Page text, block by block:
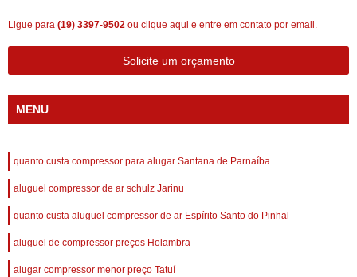
Ligue para (19) 3397-9502 ou clique aqui e entre em contato por email.
Solicite um orçamento
MENU
quanto custa compressor para alugar Santana de Parnaíba
aluguel compressor de ar schulz Jarinu
quanto custa aluguel compressor de ar Espírito Santo do Pinhal
aluguel de compressor preços Holambra
alugar compressor menor preço Tatuí